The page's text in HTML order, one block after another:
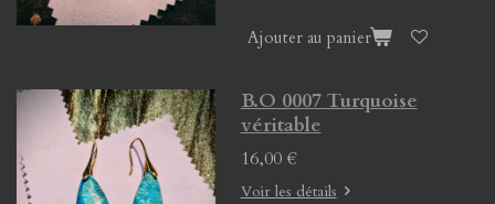
Ajouter au panier
B.O 0007 Turquoise
véritable
16,00 €
Voir les détails